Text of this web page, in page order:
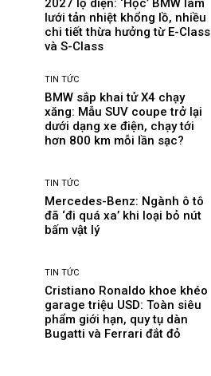
2027 lộ diện: ‘Học’ BMW làm
lưới tản nhiệt khổng lồ, nhiều
chi tiết thừa hưởng từ E-Class
và S-Class
TIN TỨC
BMW sắp khai tử X4 chạy
xăng: Mẫu SUV coupe trở lại
dưới dạng xe điện, chạy tới
hơn 800 km mỗi lần sạc?
TIN TỨC
Mercedes-Benz: Ngành ô tô
đã ‘đi quá xa’ khi loại bỏ nút
bấm vật lý
TIN TỨC
Cristiano Ronaldo khoe khéo
garage triệu USD: Toàn siêu
phẩm giới hạn, quy tụ dàn
Bugatti và Ferrari đắt đỏ